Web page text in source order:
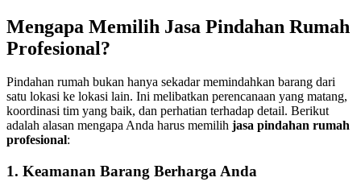
Mengapa Memilih Jasa Pindahan Rumah
Profesional?
Pindahan rumah bukan hanya sekadar memindahkan barang dari
satu lokasi ke lokasi lain. Ini melibatkan perencanaan yang matang,
koordinasi tim yang baik, dan perhatian terhadap detail. Berikut
adalah alasan mengapa Anda harus memilih jasa pindahan rumah
profesional:
1. Keamanan Barang Berharga Anda